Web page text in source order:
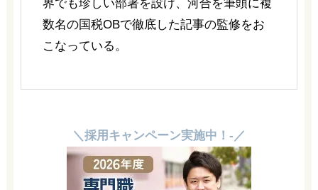
界でも珍しい部署を設け、河合を筆頭に複
数名の国税OBで徹底した記事の監修をお
こなっている。
＼採用キャンペーン実施中！-／